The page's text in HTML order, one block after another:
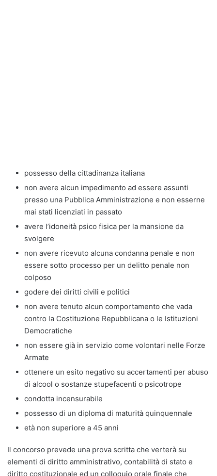
possesso della cittadinanza italiana
non avere alcun impedimento ad essere assunti
presso una Pubblica Amministrazione e non esserne
mai stati licenziati in passato
avere l’idoneità psico fisica per la mansione da
svolgere
non avere ricevuto alcuna condanna penale e non
essere sotto processo per un delitto penale non
colposo
godere dei diritti civili e politici
non avere tenuto alcun comportamento che vada
contro la Costituzione Repubblicana o le Istituzioni
Democratiche
non essere già in servizio come volontari nelle Forze
Armate
ottenere un esito negativo su accertamenti per abuso
di alcool o sostanze stupefacenti o psicotrope
condotta incensurabile
possesso di un diploma di maturità quinquennale
età non superiore a 45 anni
Il concorso prevede una prova scritta che verterà su
elementi di diritto amministrativo, contabilità di stato e
diritto costituzionale ed un colloquio orale finale che